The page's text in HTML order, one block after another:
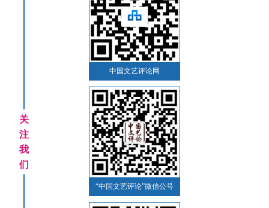
关
注
我
们
中国文艺评论网
“中国文艺评论”微信公号